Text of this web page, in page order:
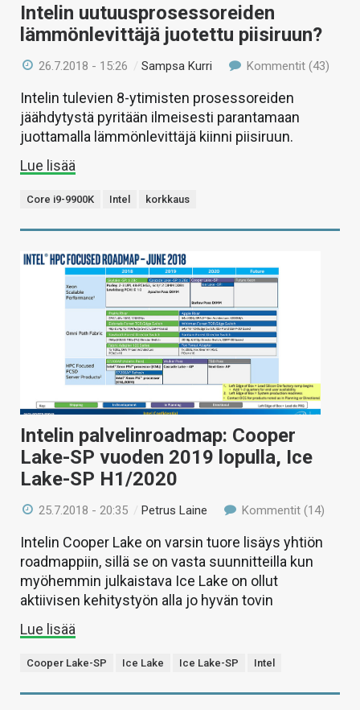
Intelin uutuusprosessoreiden
lämmönlevittäjä juotettu piisiruun?
26.7.2018 - 15:26 /Sampsa Kurri Kommentit (43)
Intelin tulevien 8-ytimisten prosessoreiden
jäähdytystä pyritään ilmeisesti parantamaan
juottamalla lämmönlevittäjä kiinni piisiruun.
Lue lisää
Core i9-9900K Intel korkkaus
Intelin palvelinroadmap: Cooper
Lake-SP vuoden 2019 lopulla, Ice
Lake-SP H1/2020
25.7.2018 - 20:35 /Petrus Laine Kommentit (14)
Intelin Cooper Lake on varsin tuore lisäys yhtiön
roadmappiin, sillä se on vasta suunnitteilla kun
myöhemmin julkaistava Ice Lake on ollut
aktiivisen kehitystyön alla jo hyvän tovin
Lue lisää
Cooper Lake-SP Ice Lake Ice Lake-SP Intel